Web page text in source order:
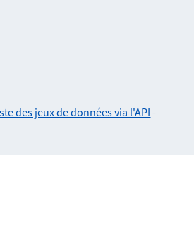
des jeux de données via l'API -